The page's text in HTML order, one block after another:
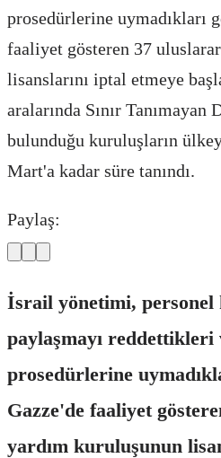
prosedürlerine uymadıkları
faaliyet gösteren 37
lisanslarını iptal etmeye
aralarında Sınır Tanımayan
bulunduğu kuruluşların
Mart'a kadar süre tanındı.
Paylaş:
İsrail yönetimi,
paylaşmayı
prosedürlerine
Gazze'de faaliyet
yardım kuruluşunun